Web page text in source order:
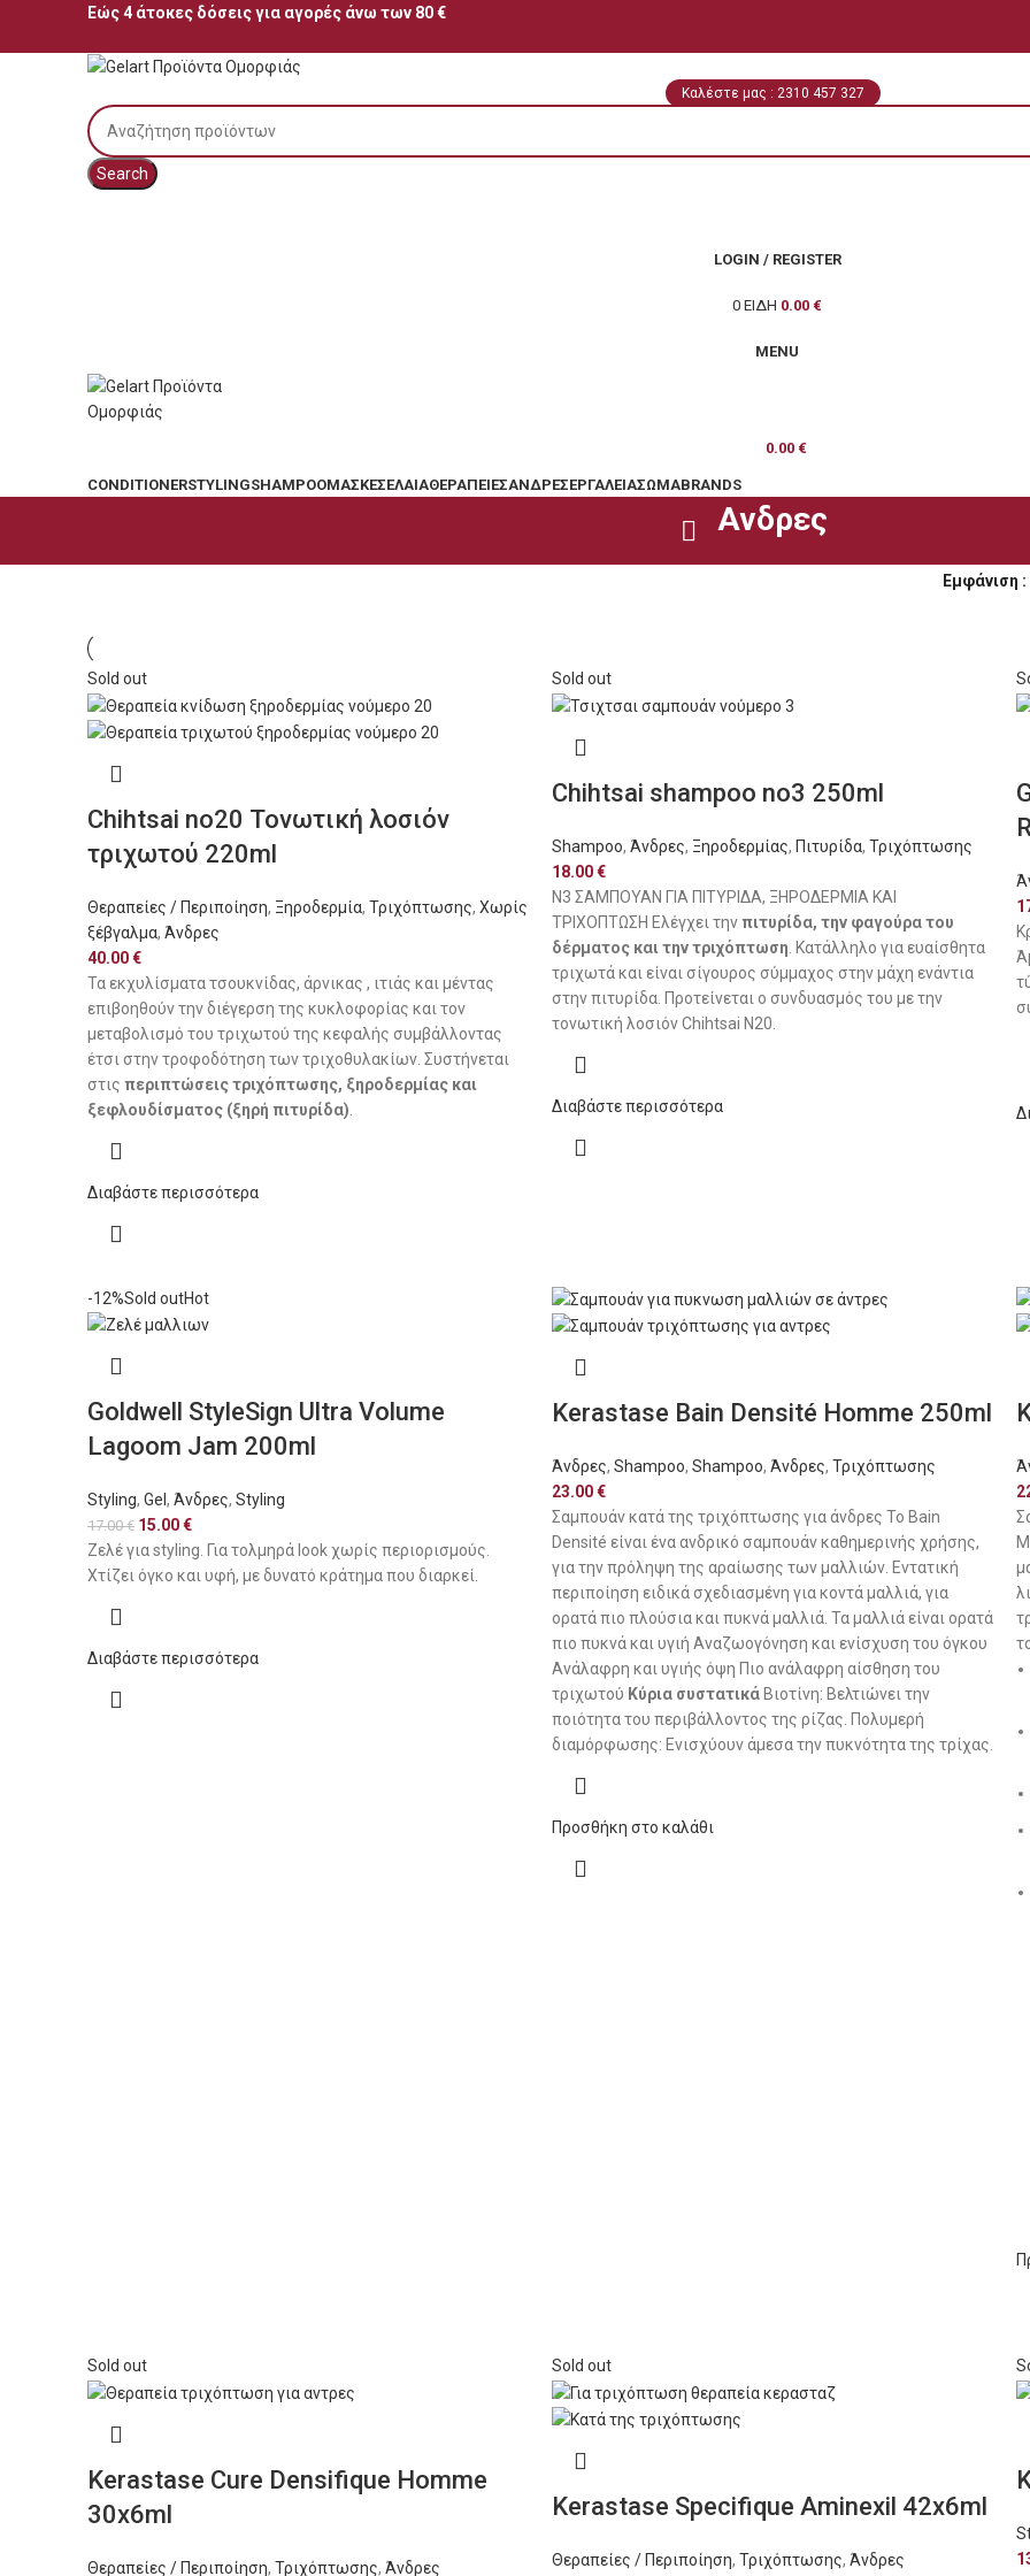
Εώς 4 άτοκες δόσεις για αγορές άνω των 80 €
Καλέστε μας : 2310 457 327
Search
LOGIN / REGISTER
0 ΕΊΔΗ 0.00 €
MENU
0.00 €
CONDITIONERSTYLINGSHAMPOOΜΆΣΚΕΣΈΛΑΙΑΘΕΡΑΠΕΊΕΣΆΝΔΡΕΣΕΡΓΑΛΕΊΑΣΏΜΑBRANDS
Ανδρες
Εμφάνιση
Sold out
Chihtsai no20 Τονωτική λοσιόν
τριχωτού 220ml
Θεραπείες / Περιποίηση, Ξηροδερμία, Τριχόπτωσης, Χωρίς
ξέβγαλμα, Άνδρες
40.00€
Τα εκχυλίσματα τσουκνίδας, άρνικας , ιτιάς και μέντας
επιβοηθούν την διέγερση της κυκλοφορίας και τον
μεταβολισμό του τριχωτού της κεφαλής συμβάλλοντας
έτσι στην τροφοδότηση των τριχοθυλακίων. Συστήνεται
στις περιπτώσεις τριχόπτωσης, ξηροδερμίας και
ξεφλουδίσματος (ξηρή πιτυρίδα)
Διαβάστε περισσότερα
Sold out
Chihtsai shampoo no3 250ml
Shampoo, Άνδρες, Ξηροδερμίας, Πιτυρίδα, Τριχόπτωσης
18.00€
N3 ΣΑΜΠΟΥΑΝ ΓΙΑ ΠΙΤΥΡΙΔΑ, ΞΗΡΟΔΕΡΜΙΑ ΚΑΙ
ΤΡΙΧΟΠΤΩΣΗ Ελέγχει τηνπιτυρίδα, την φαγούρα του
δέρματος και την τριχόπτωση . Κατάλληλο για ευαίσθητα
τριχωτά και είναι σίγουρος σύμμαχος στην μάχη ενάντια
στην πιτυρίδα. Προτείνεται ο συνδυασμός του με την
τονωτική λοσιόν Chihtsai N20.
Διαβάστε περισσότερα
-12%Sold outHot
Goldwell StyleSign Ultra Volume
Lagoom Jam 200ml
Styling, Gel , Άνδρες, Styling
17.00€ 15.00€
Ζελέ για styling. Για τολμηρά look χωρίς περιορισμούς.
Χτίζει όγκο και υφή, με δυνατό κράτημα που διαρκεί.
Διαβάστε περισσότερα
Kerastase Bain Densité Homme 250ml
Άνδρες, Shampoo, Shampoo, Άνδρες, Τριχόπτωσης
23.00€
Σαμπουάν κατά της τριχόπτωσης για άνδρες Το Bain
Densité είναι ένα ανδρικό σαμπουάν καθημερινής χρήσης,
για την πρόληψη της αραίωσης των μαλλιών. Εντατική
περιποίηση ειδικά σχεδιασμένη για κοντά μαλλιά, για
ορατά πιο πλούσια και πυκνά μαλλιά. Τα μαλλιά είναι ορατά
πιο πυκνά και υγιή Αναζωογόνηση και ενίσχυση του όγκου
Ανάλαφρη και υγιής όψη Πιο ανάλαφρη αίσθηση του
τριχωτού Κύρια συστατικά Βιοτίνη: Βελτιώνει την
ποιότητα του περιβάλλοντος της ρίζας. Πολυμερή
διαμόρφωσης: Ενισχύουν άμεσα την πυκνότητα της τρίχας.
Προσθήκη στο καλάθι
Sold out
Kerastase Cure Densifique Homme
30x6ml
Θεραπείες / Περιποίηση, Τριχόπτωσης, Άνδρες
Sold out
Kerastase Specifique Aminexil 42x6ml
Θεραπείες / Περιποίηση, Τριχόπτωσης, Άνδρες